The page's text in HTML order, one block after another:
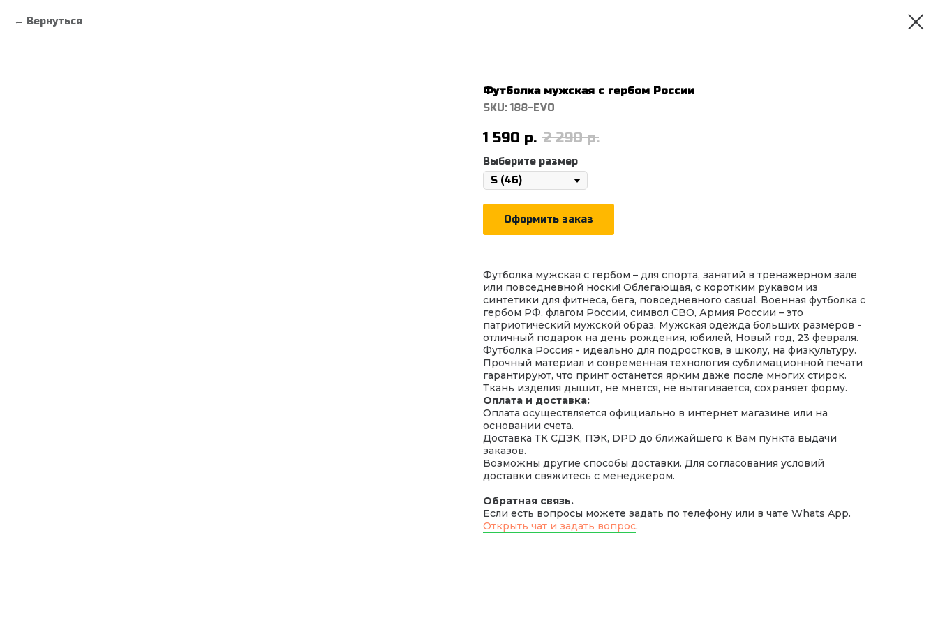
Вернуться
Футболка мужская с гербом России
SKU: 188-EVO
1 590 р. 2 290 р.
Выберите размер
Оформить заказ
Футболка мужская с гербом – для спорта, занятий в тренажерном зале
или повседневной носки! Облегающая, с коротким рукавом из
синтетики для фитнеса, бега, повседневного casual. Военная футболка с
гербом РФ, флагом России, символ СВО, Армия России – это
патриотический мужской образ. Мужская одежда больших размеров -
отличный подарок на день рождения, юбилей, Новый год, 23 февраля.
Футболка Россия - идеально для подростков, в школу, на физкультуру.
Прочный материал и современная технология сублимационной печати
гарантируют, что принт останется ярким даже после многих стирок.
Ткань изделия дышит, не мнется, не вытягивается, сохраняет форму.
Оплата и доставка:
Оплата осуществляется официально в интернет магазине или на
основании счета.
Доставка ТК СДЭК, ПЭК, DPD до ближайшего к Вам пункта выдачи
заказов.
Возможны другие способы доставки. Для согласования условий
доставки свяжитесь с менеджером.
Обратная связь.
Если есть вопросы можете задать по телефону или в чате Whats App.
Открыть чат и задать вопрос.